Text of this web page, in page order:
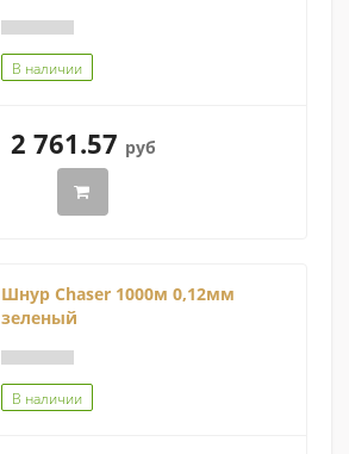
В наличии
2 761.57 руб
Шнур Chaser 1000м 0,12мм
зеленый
В наличии